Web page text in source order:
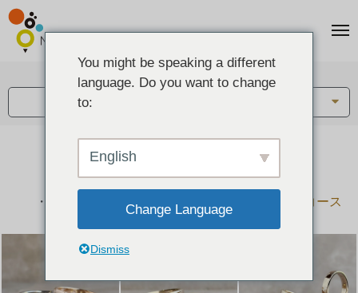
結婚指輪とペアリングのデザイン集
下記コースで手作りされた作品をご紹介します
手作り結婚指輪コース
手作りペアリングコース
You might be speaking a different
language. Do you want to change
to:
English
Change Language
Dismiss